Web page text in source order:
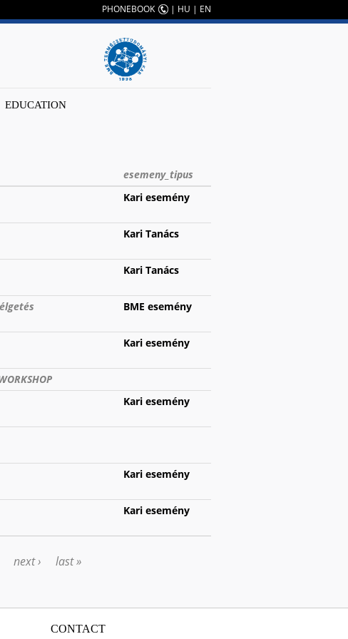
PHONEBOOK | HU | EN
EDUCATION
esemeny_tipus
Kari esemény
Kari Tanács
Kari Tanács
BME esemény
Kari esemény
Kari esemény
Kari esemény
Kari esemény
next › last »
CONTACT